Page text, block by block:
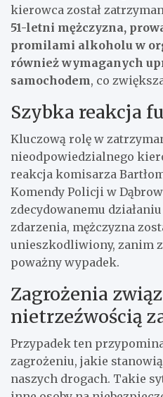
kierowca został
51-letni mężczyzna,
promilami alkoholu w
również wymaganych
samochodem, co
Szybka reakcja
Kluczową rolę w
nieodpowiedzialnego
reakcja komisarza
Komendy Policji w
zdecydowanemu
zdarzenia, mężczyzna
unieszkodliwiony, zanim
poważny wypadek.
Zagrożenia
nietrzeźwością
Przypadek ten
zagrożeniu, jakie
naszych drogach. Takie